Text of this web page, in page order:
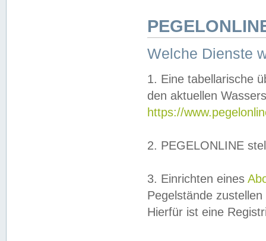
Welche Dienste
1. Eine tabellarische
den aktuellen
https://
2. PEGELONLINE
3. Einrichten eines
Pegelstände
Hierfür ist eine